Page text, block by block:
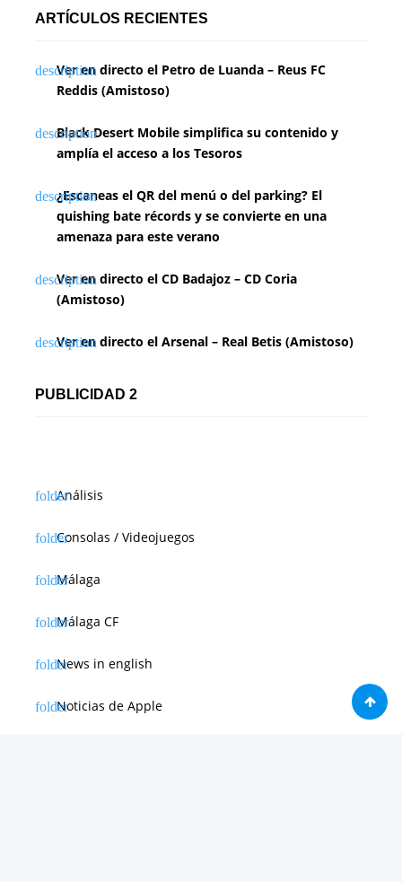
ARTÍCULOS RECIENTES
Ver en directo el Petro de Luanda – Reus FC
Reddis (Amistoso)
Black Desert Mobile simplifica su contenido y
amplía el acceso a los Tesoros
¿Escaneas el QR del menú o del parking? El
quishing bate récords y se convierte en una
amenaza para este verano
Ver en directo el CD Badajoz – CD Coria
(Amistoso)
Ver en directo el Arsenal – Real Betis (Amistoso)
PUBLICIDAD 2
Análisis
Consolas / Videojuegos
Málaga
Málaga CF
News in english
Noticias de Apple